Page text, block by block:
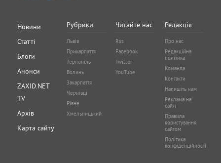
Новини
Статті
Блоги
Анонси
ZAXID.NET
TV
Архів
Карта сайту
Рубрики
Львів
Прикарпаття
Тернопіль
Волинь
Закарпаття
Чернівці
Рівне
Хмельницький
Читайте нас
Rss
Facebook
Twitter
YouTube
Редакція
Про нас
Редакційна
політика
Команда
Контакти
Напишіть нам
Реклама на
сайті
Правила
користування
сайтом
Політика
конфіденційності